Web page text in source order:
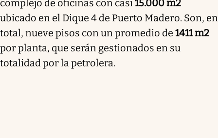
complejo de oficinas con casi15.000 m2
ubicado en el Dique 4 de Puerto Madero. Son, en
total, nueve pisos con un promedio de 1411 m2
por planta, que serán gestionados en su
totalidad por la petrolera.